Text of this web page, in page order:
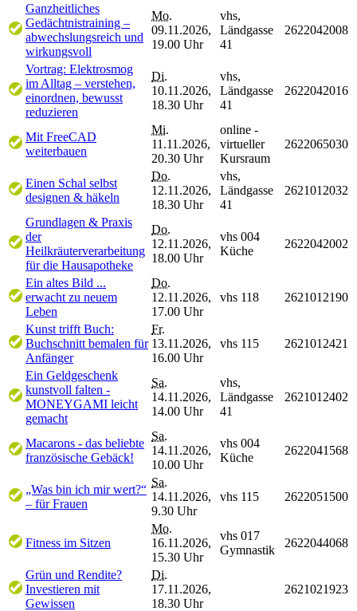
Ganzheitliches
Gedächtnistraining –
abwechslungsreich und
wirkungsvoll
Mo.
09.11.2026,
19.00 Uhr
vhs,
Ländgasse
41
2622042008
Vortrag: Elektrosmog
im Alltag – verstehen,
einordnen, bewusst
reduzieren
Di.
10.11.2026,
18.30 Uhr
vhs,
Ländgasse
41
2622042016
Mit FreeCAD
weiterbauen
Mi.
11.11.2026,
20.30 Uhr
online -
virtueller
Kursraum
2622065030
Einen Schal selbst
designen & häkeln
Do.
12.11.2026,
18.30 Uhr
vhs,
Ländgasse
41
2621012032
Grundlagen & Praxis
der
Heilkräuterverarbeitung
für die Hausapotheke
Do.
12.11.2026,
18.00 Uhr
vhs 004
Küche
2622042002
Ein altes Bild ...
erwacht zu neuem
Leben
Do.
12.11.2026,
17.00 Uhr
vhs 118 2621012190
Kunst trifft Buch:
Buchschnitt bemalen für
Anfänger
Fr.
13.11.2026,
16.00 Uhr
vhs 115 2621012421
Ein Geldgeschenk
kunstvoll falten -
MONEYGAMI leicht
gemacht
Sa.
14.11.2026,
14.00 Uhr
vhs,
Ländgasse
41
2621012402
Macarons - das beliebte
französische Gebäck!
Sa.
14.11.2026,
10.00 Uhr
vhs 004
Küche
2622041568
„Was bin ich mir wert?“
– für Frauen
Sa.
14.11.2026,
9.30 Uhr
vhs 115 2622051500
Fitness im Sitzen
Mo.
16.11.2026,
15.30 Uhr
vhs 017
Gymnastik
2622044068
Grün und Rendite?
Investieren mit
Gewissen
Di.
17.11.2026,
18.30 Uhr
2621021923